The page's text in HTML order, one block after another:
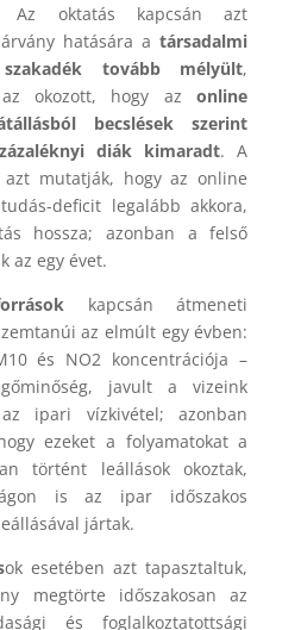
Az oktatás kapcsán azt
hatására atársadalmi
tovább mélyült,
az okozott, hogy azonline
becslések szerint
diák kimaradt. A
azt mutatják, hogy az online
deficit legalább akkora,
hossza; azonban a felső
az egy évet.
kapcsán átmeneti
az elmúlt egy évben:
és NO2 koncentrációja –
javult a vizeink
ipari vízkivétel; azonban
ezeket a folyamatokat a
történt leállások okoztak,
is az ipar időszakos
jártak.
ok esetében azt tapasztaltuk,
megtörte időszakosan az
és foglalkoztatottsági